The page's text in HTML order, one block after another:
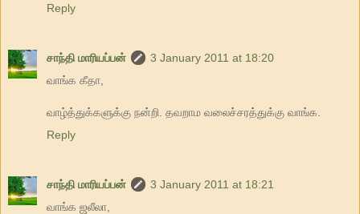
Reply
சாந்தி மாரியப்பன்
3 January 2011 at 18:20
வாங்க கீதா,
வாழ்த்துக்களுக்கு நன்றி. தவறாம வலைச்சரத்துக்கு வாங்க.
Reply
சாந்தி மாரியப்பன்
3 January 2011 at 18:21
வாங்க ஜலீலா,